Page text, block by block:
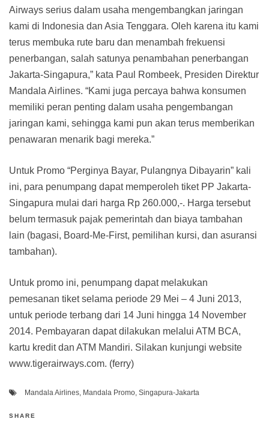
Airways serius dalam usaha mengembangkan jaringan
kami di Indonesia dan Asia Tenggara. Oleh karena itu kami
terus membuka rute baru dan menambah frekuensi
penerbangan, salah satunya penambahan penerbangan
Jakarta-Singapura,” kata Paul Rombeek, Presiden Direktur
Mandala Airlines. “Kami juga percaya bahwa konsumen
memiliki peran penting dalam usaha pengembangan
jaringan kami, sehingga kami pun akan terus memberikan
penawaran menarik bagi mereka.”
Untuk Promo “Perginya Bayar, Pulangnya Dibayarin” kali
ini, para penumpang dapat memperoleh tiket PP Jakarta-
Singapura mulai dari harga Rp 260.000,-. Harga tersebut
belum termasuk pajak pemerintah dan biaya tambahan
lain (bagasi, Board-Me-First, pemilihan kursi, dan asuransi
tambahan).
Untuk promo ini, penumpang dapat melakukan
pemesanan tiket selama periode 29 Mei – 4 Juni 2013,
untuk periode terbang dari 14 Juni hingga 14 November
2014. Pembayaran dapat dilakukan melalui ATM BCA,
kartu kredit dan ATM Mandiri. Silakan kunjungi website
www.tigerairways.com. (ferry)
Mandala Airlines, Mandala Promo, Singapura-Jakarta
SHARE